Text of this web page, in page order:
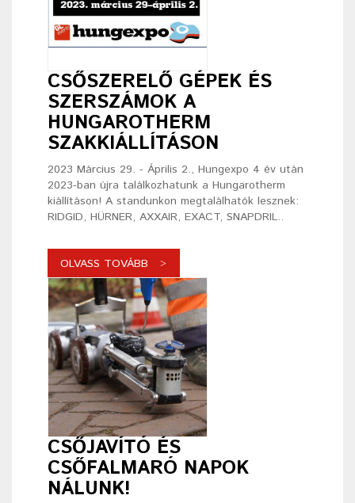
CSŐSZERELŐ GÉPEK ÉS
SZERSZÁMOK A
HUNGAROTHERM
SZAKKIÁLLÍTÁSON
2023 Március 29. - Április 2., Hungexpo 4 év után
2023-ban újra találkozhatunk a Hungarotherm
kiállításon! A standunkon megtalálhatók lesznek:
RIDGID, HÜRNER, AXXAIR, EXACT, SNAPDRIL..
OLVASS TOVÁBB
CSŐJAVÍTÓ ÉS
CSŐFALMARÓ NAPOK
NÁLUNK!